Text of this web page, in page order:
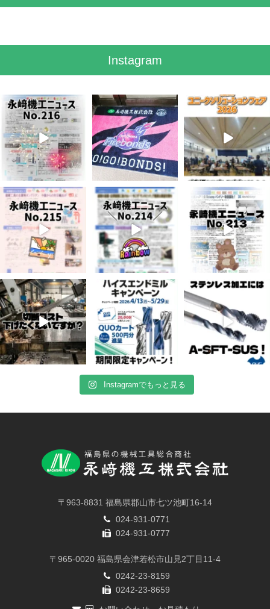
Instagram
8月 7
3 0
7月 28
7 0
7月 27
6
7月 3
5 0
6月 3
8 0
5月 13
5 0
4月 20
10 0
4月 16
10 0
4月 13
Instagramでもっと見る
〒963-8831 福島県郡山市七ツ池町16-14
024-931-0771
024-931-0777
〒965-0020 福島県会津若松市山見2丁目11-4
0242-23-8159
0242-23-8659